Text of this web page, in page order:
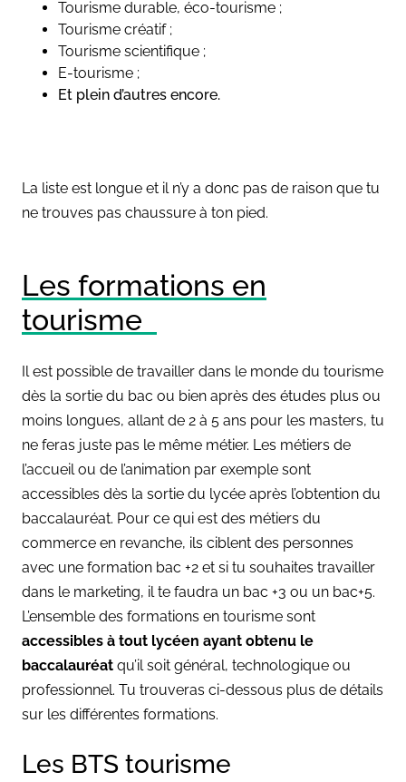
Tourisme durable, éco-tourisme ;
Tourisme créatif ;
Tourisme scientifique ;
E-tourisme ;
Et plein d’autres encore.
La liste est longue et il n’y a donc pas de raison que tu
ne trouves pas chaussure à ton pied.
Les formations en
tourisme
Il est possible de travailler dans le monde du tourisme
dès la sortie du bac ou bien après des études plus ou
moins longues, allant de 2 à 5 ans pour les masters, tu
ne feras juste pas le même métier. Les métiers de
l’accueil ou de l’animation par exemple sont
accessibles dès la sortie du lycée après l’obtention du
baccalauréat. Pour ce qui est des métiers du
commerce en revanche, ils ciblent des personnes
avec une formation bac +2 et si tu souhaites travailler
dans le marketing, il te faudra un bac +3 ou un bac+5.
L’ensemble des formations en tourisme sont
accessibles à tout lycéen ayant obtenu le
baccalauréat qu’il soit général, technologique ou
professionnel. Tu trouveras ci-dessous plus de détails
sur les différentes formations.
Les BTS tourisme